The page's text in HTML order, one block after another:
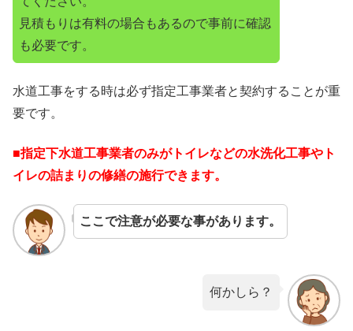
見積もりは有料の場合もあるので事前に確認
も必要です。
水道工事をする時は必ず指定工事業者と契約することが重
要です。
■指定下水道工事業者のみがトイレなどの水洗化工事やト
イレの詰まりの修繕の施行できます。
ここで注意が必要な事があります。
何かしら？